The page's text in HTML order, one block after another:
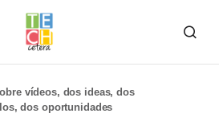
vídeos, dos ideas, dos
dos oportunidades